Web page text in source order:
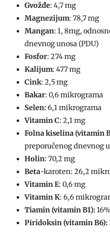
Gvožđe: 4,7 mg
Magnezijum: 78,7 mg
Mangan: 1, 8mg,
dnevnog unosa (PDU)
Fosfor: 274 mg
Kalijum: 477 mg
Cink: 2,5 mg
Bakar: 0,6 mikrograma
Selen:6,1 mikrograma
Vitamin C: 2,1 mg
Folna kiselina (vitamin
preporučenog dnevnog
Holin: 70,2 mg
Beta-karoten: 26,2
Vitamin E: 0,6 mg
Vitamin K: 6,6
Tiamin (vitamin B1):
Piridoksin (vitamin B6):